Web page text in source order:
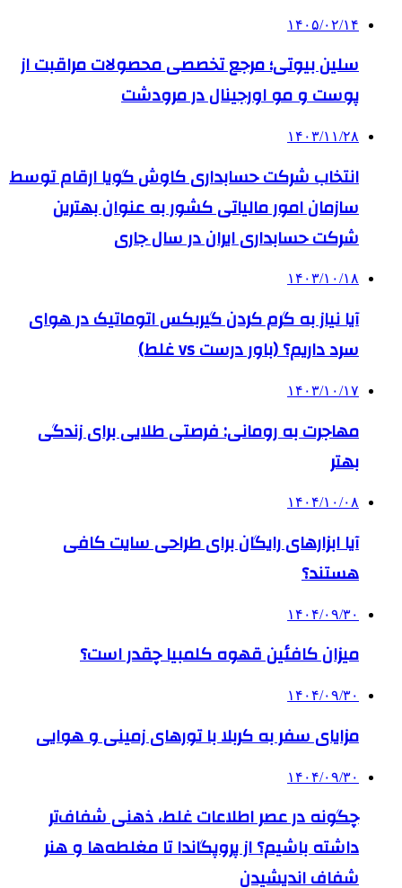
۱۴۰۵/۰۲/۱۴
سلین بیوتی؛ مرجع تخصصی محصولات مراقبت از
پوست و مو اورجینال در مرودشت
۱۴۰۳/۱۱/۲۸
انتخاب شرکت حسابداری کاوش گویا ارقام توسط
سازمان امور مالیاتی کشور به عنوان بهترین
شرکت حسابداری ایران در سال جاری
۱۴۰۳/۱۰/۱۸
آیا نیاز به گرم کردن گیربکس اتوماتیک در هوای
سرد داریم؟ (باور درست vs غلط)
۱۴۰۳/۱۰/۱۷
مهاجرت به رومانی: فرصتی طلایی برای زندگی
بهتر
۱۴۰۴/۱۰/۰۸
آیا ابزارهای رایگان برای طراحی سایت کافی
هستند؟
۱۴۰۴/۰۹/۳۰
میزان کافئین قهوه کلمبیا چقدر است؟
۱۴۰۴/۰۹/۳۰
مزایای سفر به کربلا با تورهای زمینی و هوایی
۱۴۰۴/۰۹/۳۰
چگونه در عصر اطلاعات غلط، ذهنی شفاف‌تر
داشته باشیم؟ از پروپگاندا تا مغلطه‌ها و هنر
شفاف اندیشیدن